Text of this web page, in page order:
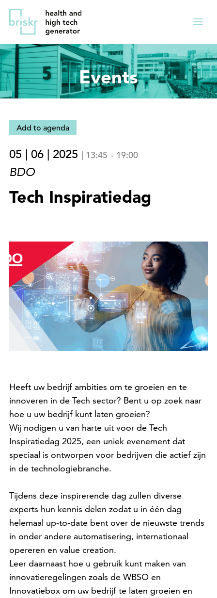
Overslaan
de
inhoud
gaan
Direct
naar
hoofdnavigatie
Menu
Events
Add to agenda
05 | 06 | 2025 | 13:45 - 19:00
BDO
Tech Inspiratiedag
Heeft uw bedrijf ambities om te groeien en te
innoveren in de Tech sector? Bent u op zoek naar
hoe u uw bedrijf kunt laten groeien?
Wij nodigen u van harte uit voor de Tech
Inspiratiedag 2025, een uniek evenement dat
speciaal is ontworpen voor bedrijven die actief zijn
in de technologiebranche.
Tijdens deze inspirerende dag zullen diverse
experts hun kennis delen zodat u in één dag
helemaal up-to-date bent over de nieuwste trends
in onder andere automatisering, internationaal
opereren en value creation.
Leer daarnaast hoe u gebruik kunt maken van
innovatieregelingen zoals de WBSO en
Innovatiebox om uw bedrijf te laten groeien en